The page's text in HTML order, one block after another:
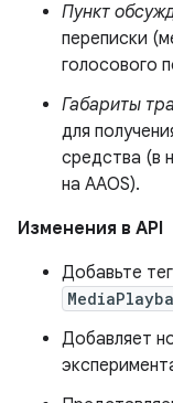
Пункт
переписки
голосового
Габариты
для
средства (в
на AAOS).
Изменения в API
Добавьте тег
Добавляет